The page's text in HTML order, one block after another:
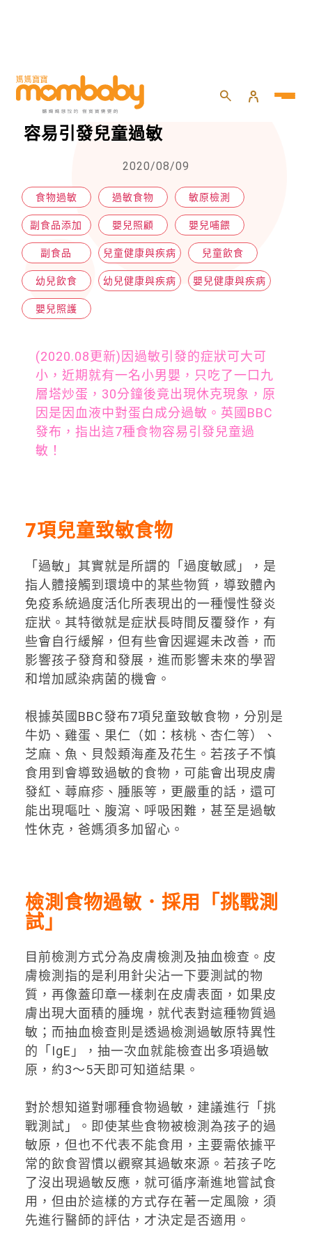
HOME 嬰兒 嬰兒照護
英國BBC發佈，這「7種食物」竟
容易引發兒童過敏
2020/08/09
食物過敏 過敏食物 敏原檢測
副食品添加 嬰兒照顧 嬰兒哺餵
副食品 兒童健康與疾病 兒童飲食
幼兒飲食 幼兒健康與疾病 嬰兒健康與疾病
嬰兒照護
(2020.08更新)因過敏引發的症狀可大可
小，近期就有一名小男嬰，只吃了一口九
層塔炒蛋，30分鐘後竟出現休克現象，原
因是因血液中對蛋白成分過敏。英國BBC
發布，指出這7種食物容易引發兒童過
敏！
7項兒童致敏食物
「過敏」其實就是所謂的「過度敏感」，是
指人體接觸到環境中的某些物質，導致體內
免疫系統過度活化所表現出的一種慢性發炎
症狀。其特徵就是症狀長時間反覆發作，有
些會自行緩解，但有些會因遲遲未改善，而
影響孩子發育和發展，進而影響未來的學習
和增加感染病菌的機會。
根據英國BBC發布7項兒童致敏食物，分別是
牛奶、雞蛋、果仁（如：核桃、杏仁等）、
芝麻、魚、貝殼類海產及花生。若孩子不慎
食用到會導致過敏的食物，可能會出現皮膚
發紅、蕁麻疹、腫脹等，更嚴重的話，還可
能出現嘔吐、腹瀉、呼吸困難，甚至是過敏
性休克，爸媽須多加留心。
檢測食物過敏．採用「挑戰測
試」
目前檢測方式分為皮膚檢測及抽血檢查。皮
膚檢測指的是利用針尖沾一下要測試的物
質，再像蓋印章一樣刺在皮膚表面，如果皮
膚出現大面積的腫塊，就代表對這種物質過
敏；而抽血檢查則是透過檢測過敏原特異性
的「IgE」，抽一次血就能檢查出多項過敏
原，約3～5天即可知道結果。
對於想知道對哪種食物過敏，建議進行「挑
戰測試」。即使某些食物被檢測為孩子的過
敏原，但也不代表不能食用，主要需依據平
常的飲食習慣以觀察其過敏來源。若孩子吃
了沒出現過敏反應，就可循序漸進地嘗試食
用，但由於這樣的方式存在著一定風險，須
先進行醫師的評估，才決定是否適用。